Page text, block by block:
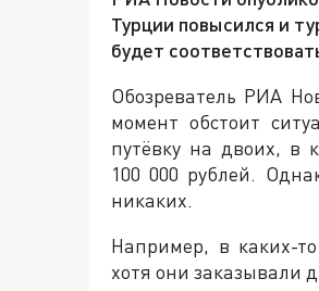
Турции повысился и
будет
Обозреватель РИА
момент обстоит
путёвку на двоих, в
100 000 рублей.
никаких.
Например, в каких-
хотя они заказывали